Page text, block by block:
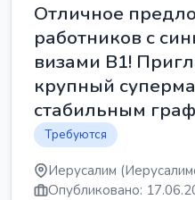
Отличное
работников с
визами B1!
крупный
стабильным
Требуются
Иерусалим
Опубликовано: